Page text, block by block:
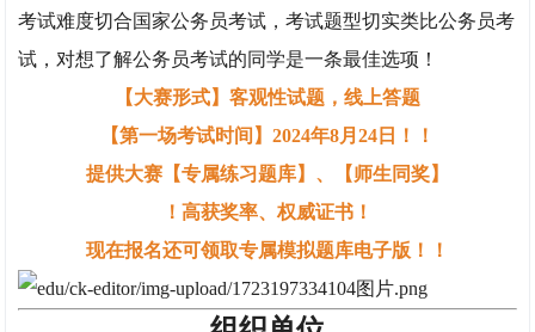
考试难度切合国家公务员考试，考试题型切实类比公务员考
试，对想了解公务员考试的同学是一条最佳选项！
【大赛形式】客观性试题，线上答题
【第一场考试时间】2024年8月24日！！
提供大赛【专属练习题库】、【师生同奖】
！高获奖率、权威证书！
现在报名还可领取专属模拟题库电子版！！